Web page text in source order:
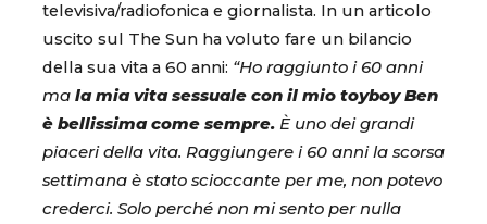
televisiva/radiofonica e giornalista. In un articolo
uscito sul The Sun ha voluto fare un bilancio
della sua vita a 60 anni: “Ho raggiunto i 60 anni
ma la mia vita sessuale con il mio toyboy Ben
è bellissima come sempre. È uno dei grandi
piaceri della vita. Raggiungere i 60 anni la scorsa
settimana è stato scioccante per me, non potevo
crederci. Solo perché non mi sento per nulla